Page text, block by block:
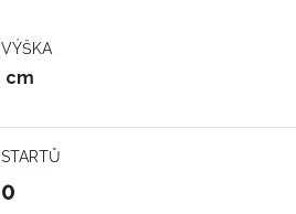
VÝŠKA
cm
STARTŮ
0